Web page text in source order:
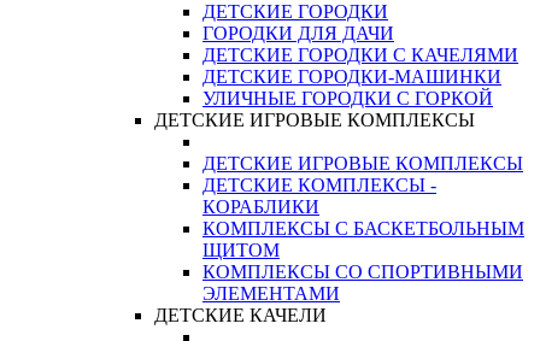
ДЕТСКИЕ ГОРОДКИ
ГОРОДКИ ДЛЯ ДАЧИ
ДЕТСКИЕ ГОРОДКИ С КАЧЕЛЯМИ
ДЕТСКИЕ ГОРОДКИ-МАШИНКИ
УЛИЧНЫЕ ГОРОДКИ С ГОРКОЙ
ДЕТСКИЕ ИГРОВЫЕ КОМПЛЕКСЫ
ДЕТСКИЕ ИГРОВЫЕ КОМПЛЕКСЫ
ДЕТСКИЕ КОМПЛЕКСЫ -
КОРАБЛИКИ
КОМПЛЕКСЫ С БАСКЕТБОЛЬНЫМ
ЩИТОМ
КОМПЛЕКСЫ СО СПОРТИВНЫМИ
ЭЛЕМЕНТАМИ
ДЕТСКИЕ КАЧЕЛИ